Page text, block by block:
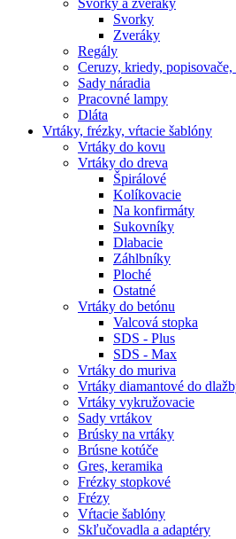
Svorky a zveráky
Svorky
Zveráky
Regály
Ceruzy, kriedy, popisovače,
Sady náradia
Pracovné lampy
Dláta
Vrtáky, frézky, vŕtacie šablóny
Vrtáky do kovu
Vrtáky do dreva
Špirálové
Kolíkovacie
Na konfirmáty
Sukovníky
Dlabacie
Záhlbníky
Ploché
Ostatné
Vrtáky do betónu
Valcová stopka
SDS - Plus
SDS - Max
Vrtáky do muriva
Vrtáky diamantové do
Vrtáky vykružovacie
Sady vrtákov
Brúsky na vrtáky
Brúsne kotúče
Gres, keramika
Frézky stopkové
Frézy
Vŕtacie šablóny
Skľučovadla a adaptéry